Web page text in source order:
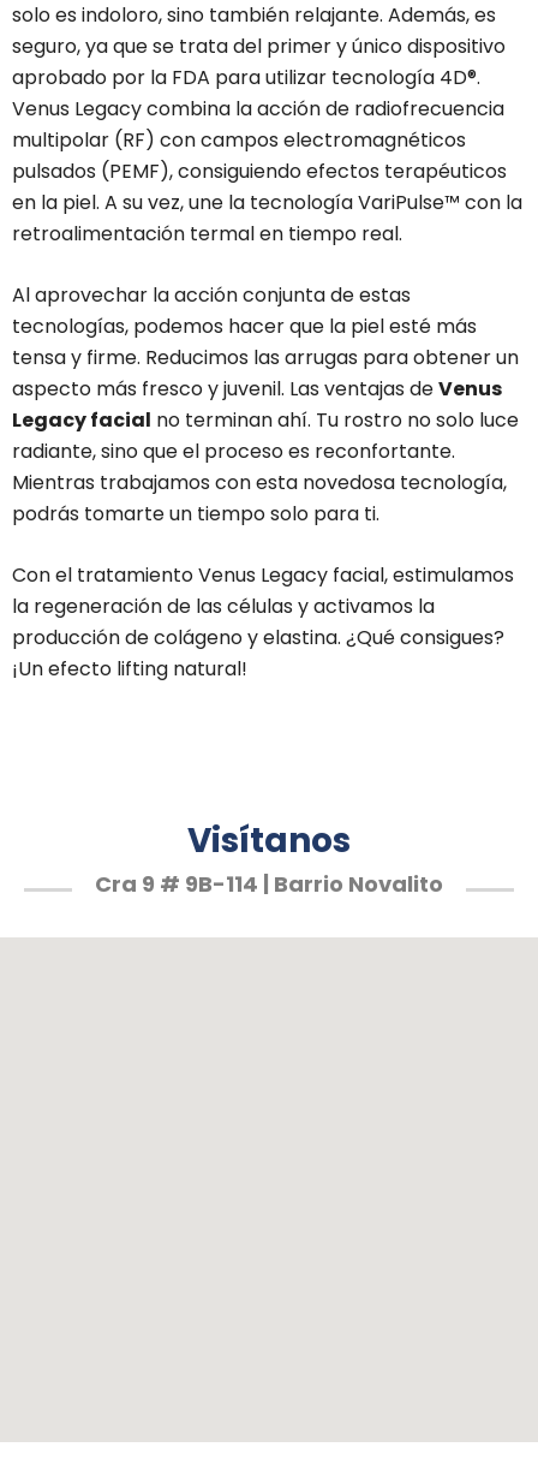
solo es indoloro, sino también relajante. Además, es
seguro, ya que se trata del primer y único dispositivo
aprobado por la FDA para utilizar tecnología 4D®.
Venus Legacy combina la acción de radiofrecuencia
multipolar (RF) con campos electromagnéticos
pulsados (PEMF), consiguiendo efectos terapéuticos
en la piel. A su vez, une la tecnología VariPulse™ con la
retroalimentación termal en tiempo real.
Al aprovechar la acción conjunta de estas
tecnologías, podemos hacer que la piel esté más
tensa y firme. Reducimos las arrugas para obtener un
aspecto más fresco y juvenil. Las ventajas deVenus
Legacy facial no terminan ahí. Tu rostro no solo luce
radiante, sino que el proceso es reconfortante.
Mientras trabajamos con esta novedosa tecnología,
podrás tomarte un tiempo solo para ti.
Con el tratamiento Venus Legacy facial, estimulamos
la regeneración de las células y activamos la
producción de colágeno y elastina. ¿Qué consigues?
¡Un efecto lifting natural!
Visítanos
Cra 9 # 9B-114 | Barrio Novalito